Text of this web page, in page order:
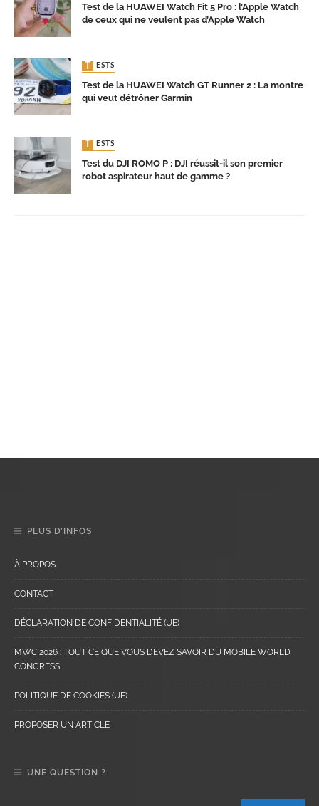
Test de la HUAWEI Watch Fit 5 Pro : l’Apple Watch
de ceux qui ne veulent pas d’Apple Watch
TESTS
Test de la HUAWEI Watch GT Runner 2 : La montre
qui veut détrôner Garmin
TESTS
Test du DJI ROMO P : DJI réussit-il son premier
robot aspirateur haut de gamme ?
PLUS D’INFOS
À PROPOS
CONTACT
DÉCLARATION DE CONFIDENTIALITÉ (UE)
MWC 2026 : TOUT CE QUE VOUS DEVEZ SAVOIR DU MOBILE WORLD
CONGRESS
POLITIQUE DE COOKIES (UE)
PROPOSER UN ARTICLE
UNE QUESTION ?